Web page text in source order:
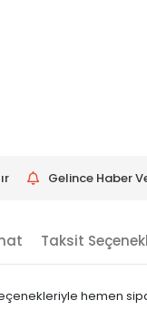
Gelince Haber
Taksit
hemen